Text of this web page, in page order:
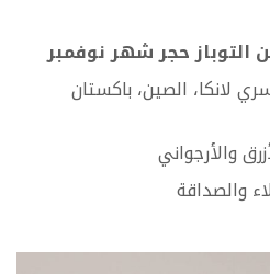
التوباز حجر شهر نوفمبر
لانكا، الصين، باكستان
والأرجواني
والصداقة